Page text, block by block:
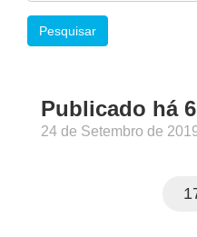
Pesquisar
Publicado há
24 de Setembro de